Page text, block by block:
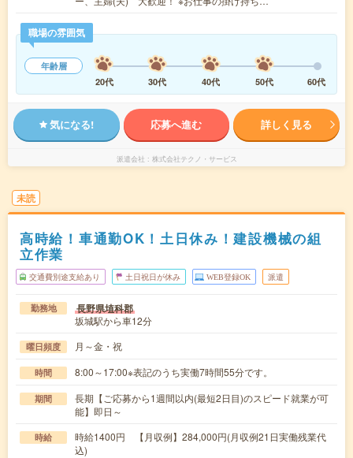
職場の雰囲気
年齢層
20代
30代 40代 50代 60代
気になる! 応募へ進む 詳しく見る
派遣会社 株式会社テクノ・サービス
未読
高時給！車通勤OK！土日休み！建設機械の組
立作業
交通費別途支給あり 土日祝日が休み WEB登録OK 派遣
勤務地 長野県埴科郡
坂城駅から車12分
曜日頻度 月～金・祝
時間 8:00～17:00※表記のうち実働7時間55分です。
期間
長期【ご応募から1週間以内(最短2日目)のスピード就業が可
能】即日～
時給
時給1400円 【月収例】284,000円(月収例21日実働残業代
込)